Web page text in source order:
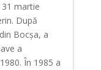
martie
După
Bocșa, a
a
În 1985 a